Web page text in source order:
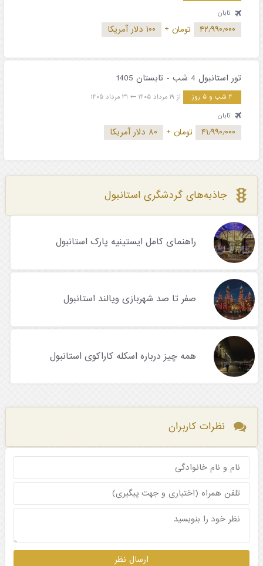
تابان
۴۲٫۹۹۰٫۰۰۰ تومان + ۱۰۰ دلار آمریکا
تور استانبول 4 شب - تابستان 1405
۴ شب و ۵ روز از ۱۹ مرداد ۱۴۰۵
۳۱ مرداد ۱۴۰۵
تابان
۴۱٫۹۹۰٫۰۰۰ تومان + ۸۰ دلار آمریکا
جاذبه‌های گردشگری استانبول
راهنمای کامل ایستینیه پارک استانبول
صفر تا صد شهربازی ویالند استانبول
همه چیز درباره اسکله کاراکوی استانبول
نظرات کاربران